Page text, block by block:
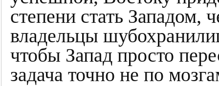
степени стать Западом,
владельцы
чтобы Запад просто
задача точно не по